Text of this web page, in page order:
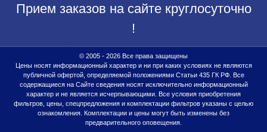
Прием заказов на сайте круглосуточно
!
© 2005 - 2026 Все права защищены
Цены носят информационный характер и ни при каких условиях не являются
публичной офертой, определяемой положениями Статьи 435 ГК РФ. Все
содержащиеся на Сайте сведения носят исключительно информационный
характер и не является исчерпывающими. Все условия приобретения
фильтров, цены, спецпредложения и комплектации фильтров указаны с целью
ознакомления. Комплектации и цены могут быть изменены без
предварительного оповещения.